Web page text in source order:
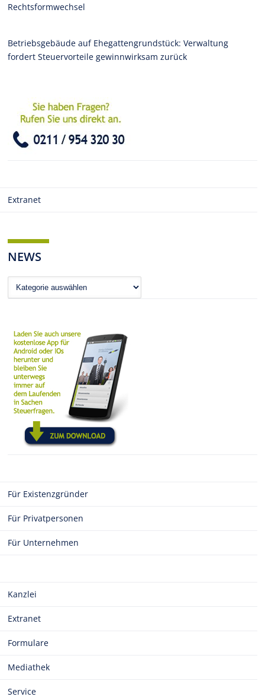
Rechtsformwechsel
Betriebsgebäude auf Ehegattengrundstück: Verwaltung
fordert Steuervorteile gewinnwirksam zurück
Extranet
NEWS
News
Für Existenzgründer
Für Privatpersonen
Für Unternehmen
Kanzlei
Extranet
Formulare
Mediathek
Service